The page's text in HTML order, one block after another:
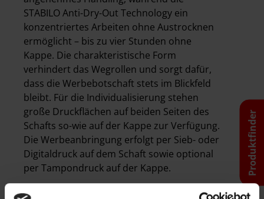
STABILO Anti-Dry-Out Technology ein
konzentriertes Arbeiten ohne Austrocknen
ermöglicht – bis zu vier Stunden ohne
Kappe. Die charakteristische Form
verhindert das Wegrollen und sorgt dafür,
dass die Werbebotschaft stets im Blickfeld
bleibt. Für die Individualisierung stehen
große Druckflächen auf beiden Seiten des
Schafts so-wie auf der Kappe zur Verfügung.
Die Werbeanbringung erfolgt per Sieb- oder
Digitaldruck auf dem Schaft sowie optional
per Tampondruck auf der Kappe.
Textmarker STABILO swing cool
Produktfinder